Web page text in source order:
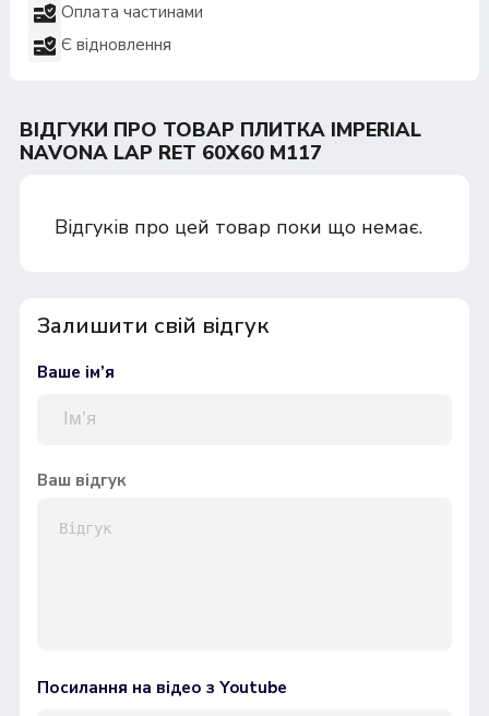
Оплата частинами
Є відновлення
ВІДГУКИ ПРО ТОВАР ПЛИТКА IMPERIAL
NAVONA LAP RET 60Х60 M117
Відгуків про цей товар поки що немає.
Залишити свій відгук
Ваше ім’я
Ваш відгук
Посилання на відео з Youtube